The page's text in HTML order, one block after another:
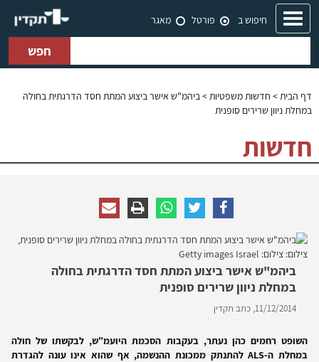
Toggle
navigation
חיפוש ב פורטל מאגר
חפש
דף הבית> חדשות משפטיות> ביהמ"ש אישר ביצוע המתת חסד הדרגתית בחולה
במחלת ניוון שרירים סופנית
חדשות
ביהמ"ש אישר ביצוע המתת חסד הדרגתית בחולה
במחלת ניוון שרירים סופנית
11/12/2014, כתב תקדין
השופט רחמים כהן נעתר, בעקבות הסכמת היועמ"ש, לבקשתו של חולה
במחלת ה-ALSלהתנתק ממכונת ההנשמה, אף שהוא אינו עונה להגדרת